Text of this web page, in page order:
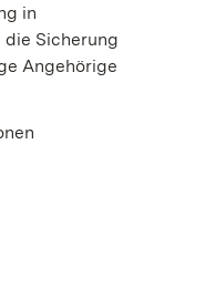
in
Sicherung
Angehörige